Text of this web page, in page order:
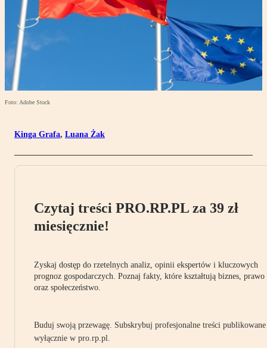
Foto: Adobe Stock
Kinga Grafa, Luana Żak
Czytaj treści PRO.RP.PL za 39 zł
miesięcznie!
Zyskaj dostęp do rzetelnych analiz, opinii ekspertów i kluczowych
prognoz gospodarczych. Poznaj fakty, które kształtują biznes, prawo
oraz społeczeństwo.
Buduj swoją przewagę. Subskrybuj profesjonalne treści publikowane
wyłącznie w pro.rp.pl.